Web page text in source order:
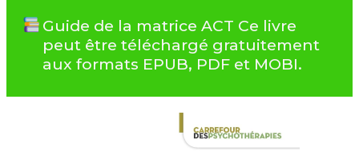
Guide de la matrice ACT Ce livre
peut être téléchargé gratuitement
aux formats EPUB, PDF et MOBI.